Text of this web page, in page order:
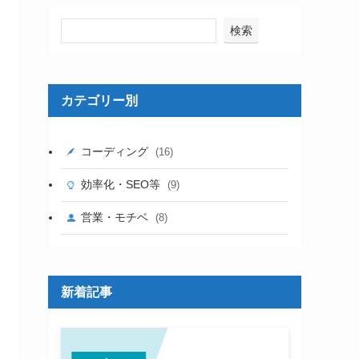
検索
カテゴリー別
コーディング (16)
効率化・SEO等 (9)
営業・モチベ (8)
新着記事